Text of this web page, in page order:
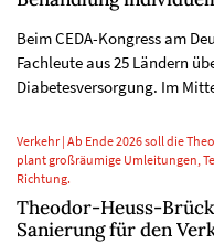
Beim CEDA-Kongress am
Fachleute aus 25 Ländern
Diabetesversorgung. Im
Verkehr | Ab Ende 2026 soll die
plant großräumige Umleitungen,
Richtung.
Theodor-Heuss-
Sanierung für den